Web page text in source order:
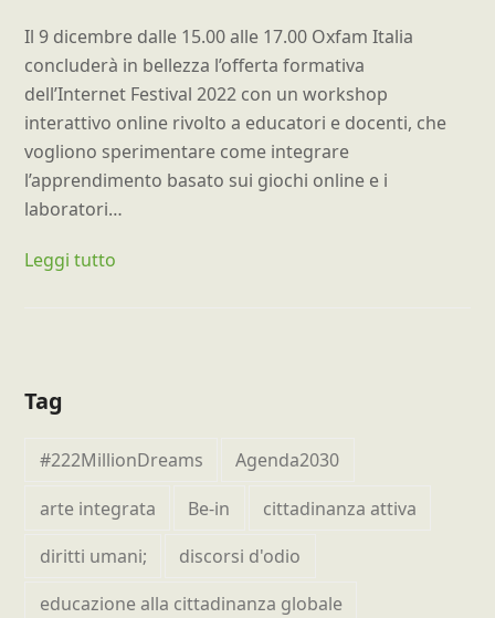
Il 9 dicembre dalle 15.00 alle 17.00 Oxfam Italia
concluderà in bellezza l’offerta formativa
dell’Internet Festival 2022 con un workshop
interattivo online rivolto a educatori e docenti, che
vogliono sperimentare come integrare
l’apprendimento basato sui giochi online e i
laboratori…
Leggi tutto
Tag
#222MillionDreams
Agenda2030
arte integrata
Be-in
cittadinanza attiva
diritti umani;
discorsi d'odio
educazione alla cittadinanza globale